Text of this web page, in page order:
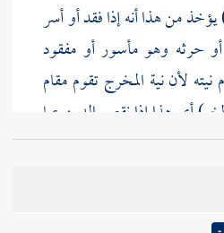
يؤخذ من هذا أنه إذا فقد أو أسر
حرثه وهو مأسور أو مفقود
لأن نية المخرج تقوم مقام
) أي هذا إذا نقص الدين عما
بل وإن ساواه ، وكذا إذا
مفهوم موافقة واعلم أن صورة
فرد